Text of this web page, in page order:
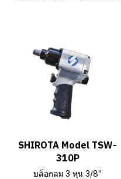
SHIROTA Model TSW-
310P
บล็อกลม 3 หุน 3/8"